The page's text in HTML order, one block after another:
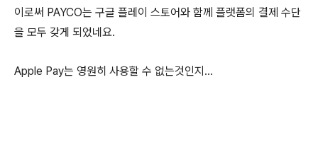
이로써 PAYCO는 구글 플레이 스토어와 함께 플랫폼의 결제 수단
을 모두 갖게 되었네요.
Apple Pay는 영원히 사용할 수 없는것인지...